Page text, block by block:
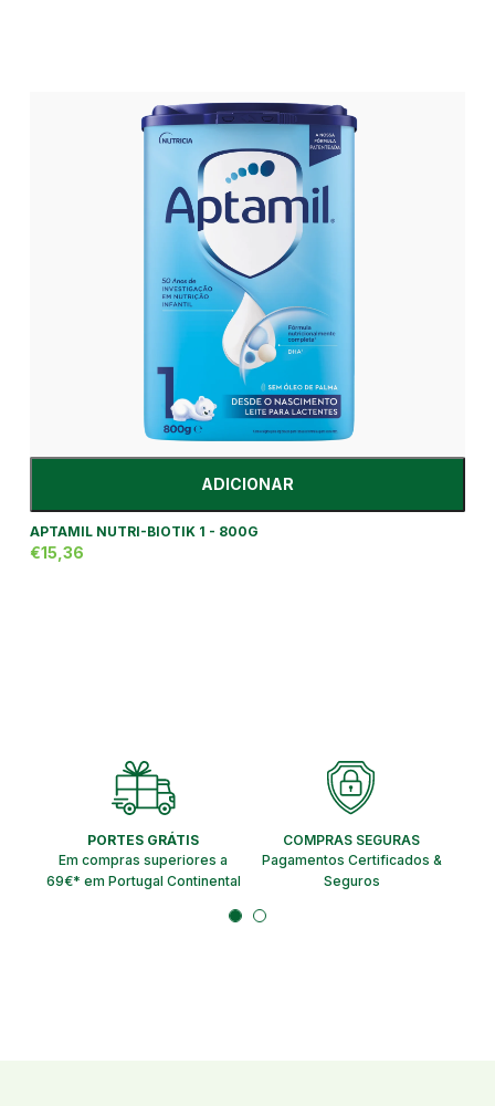
ADICIONAR
APTAMIL NUTRI-BIOTIK 1 - 800G
€15,36
PORTES GRÁTIS
Em compras superiores a
69€* em Portugal Continental
COMPRAS SEGURAS
Pagamentos Certificados &
Seguros